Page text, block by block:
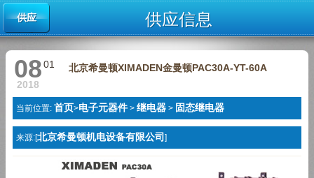
供应 供应信息
01
08
2018
北京希曼顿XIMADEN金曼顿PAC30A-YT-60A
当前位置: 首页>电子元器件 > 继电器 > 固态继电器
来源:[北京希曼顿机电设备有限公司 ]